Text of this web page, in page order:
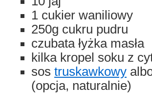
1 cukier waniliowy
250g cukru pudru
czubata łyżka masła
kilka kropel soku z
sos truskawkowy
(opcja, naturalnie)